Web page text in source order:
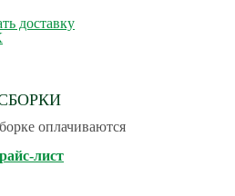
доставку
оплачиваются
лист